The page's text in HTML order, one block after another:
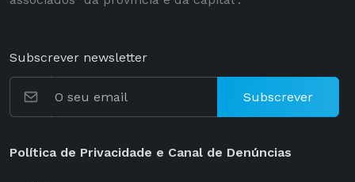
Subscrever newsletter
Subscrever
Política de Privacidade e Canal de Denúncias